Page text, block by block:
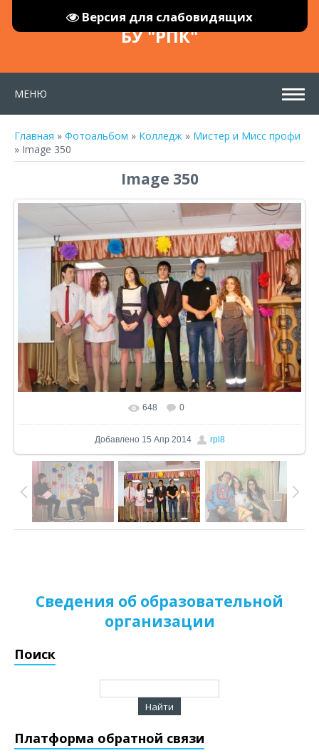
Версия для слабовидящих
БУ "РПК"
МЕНЮ
Главная » Фотоальбом » Колледж » Мистер и Мисс профи
» Image 350
Image 350
В реальном размере 800x533
648 0
Добавлено15 Апр 2014 rpl8
Сведения об образовательной
организации
Поиск
Платформа обратной связи